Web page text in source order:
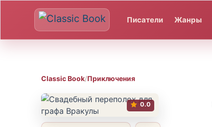
Писатели Жанры
Classic Book/Приключения
0.0